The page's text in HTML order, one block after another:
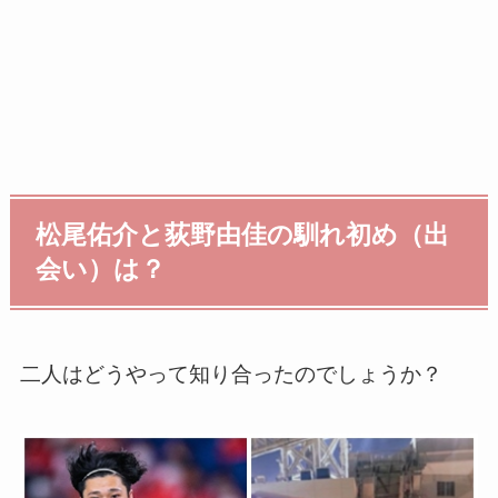
松尾佑介と荻野由佳の馴れ初め（出
会い）は？
二人はどうやって知り合ったのでしょうか？